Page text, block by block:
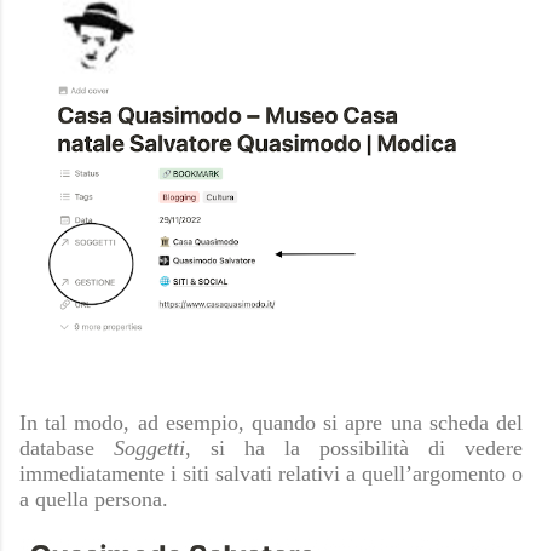
In tal modo, ad esempio, quando si apre una scheda del
database Soggetti, si ha la possibilità di vedere
immediatamente i siti salvati relativi a quell’argomento o
a quella persona.